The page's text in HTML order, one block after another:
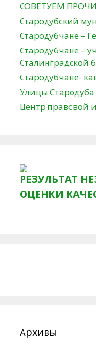
СОВЕТУЕМ
Стародубский
Стародубчане –
Стародубчане –
Сталинградской
Стародубчане-
Улицы Стародуба
Центр правовой
РЕЗУЛЬТАТ
ОЦЕНКИ
Архивы